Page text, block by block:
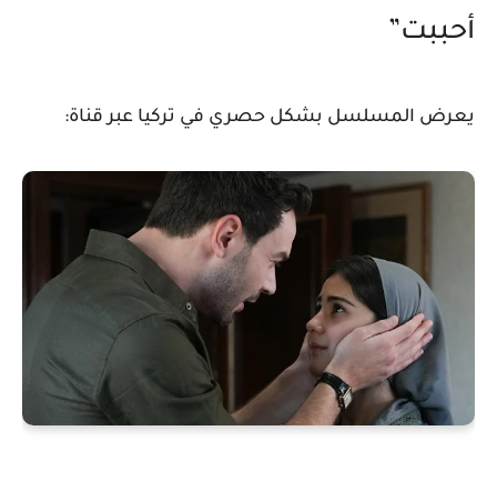
أحببت”
يعرض المسلسل بشكل حصري في تركيا عبر قناة: